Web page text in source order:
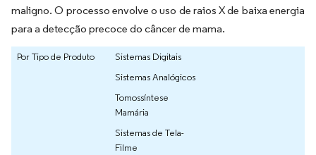
maligno. O processo envolve o uso de raios X de baixa energia
para a detecção precoce do câncer de mama.
Por Tipo de Produto
Sistemas Digitais
Sistemas Analógicos
Tomossíntese
Mamária
Sistemas de Tela-
Filme